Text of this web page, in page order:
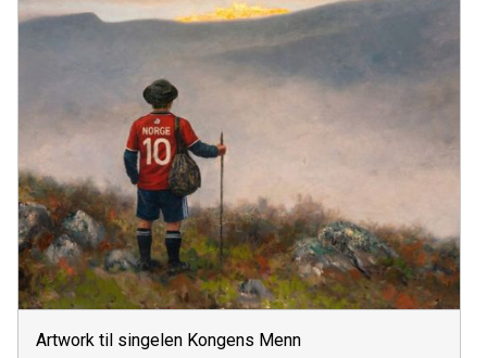
Artwork til singelen Kongens Menn